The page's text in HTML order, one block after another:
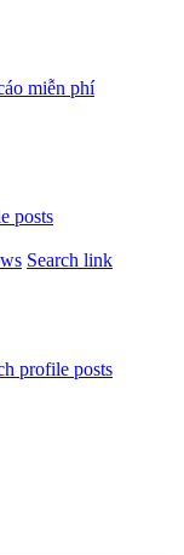
posts
Search link
profile posts